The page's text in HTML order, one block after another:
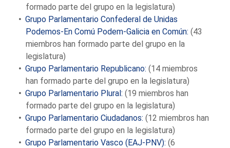
formado parte del grupo en la legislatura)
Grupo Parlamentario Confederal de Unidas
Podemos-En Comú Podem-Galicia en Común: (43
miembros han formado parte del grupo en la
legislatura)
Grupo Parlamentario Republicano: (14miembros
han formado parte del grupo en la legislatura)
Grupo Parlamentario Plural: (19miembros han
formado parte del grupo en la legislatura)
Grupo Parlamentario Ciudadanos: (12miembros han
formado parte del grupo en la legislatura)
Grupo Parlamentario Vasco (EAJ-PNV): (6